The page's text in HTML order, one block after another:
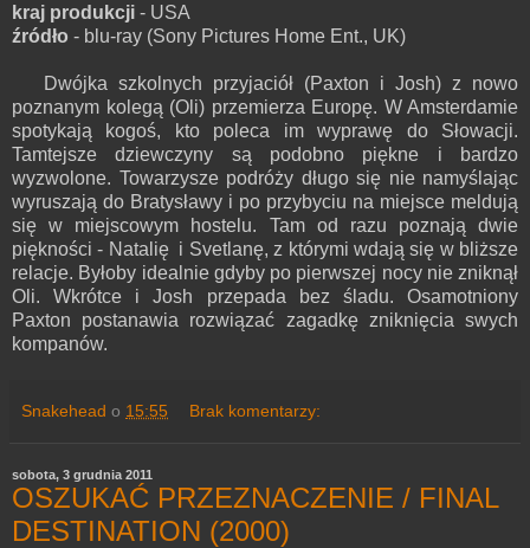
kraj produkcji - USA
źródło - blu-ray (Sony Pictures Home Ent., UK)
Dwójka szkolnych przyjaciół (Paxton i Josh) z nowo
poznanym kolegą (Oli) przemierza Europę. W Amsterdamie
spotykają kogoś, kto poleca im wyprawę do Słowacji.
Tamtejsze dziewczyny są podobno piękne i bardzo
wyzwolone. Towarzysze podróży długo się nie namyślając
wyruszają do Bratysławy i po przybyciu na miejsce meldują
się w miejscowym hostelu. Tam od razu poznają dwie
piękności - Natalię i Svetlanę, z którymi wdają się w bliższe
relacje. Byłoby idealnie gdyby po pierwszej nocy nie zniknął
Oli. Wkrótce i Josh przepada bez śladu. Osamotniony
Paxton postanawia rozwiązać zagadkę zniknięcia swych
kompanów.
Snakehead o 15:55 Brak komentarzy:
sobota, 3 grudnia 2011
OSZUKAĆ PRZEZNACZENIE / FINAL
DESTINATION (2000)